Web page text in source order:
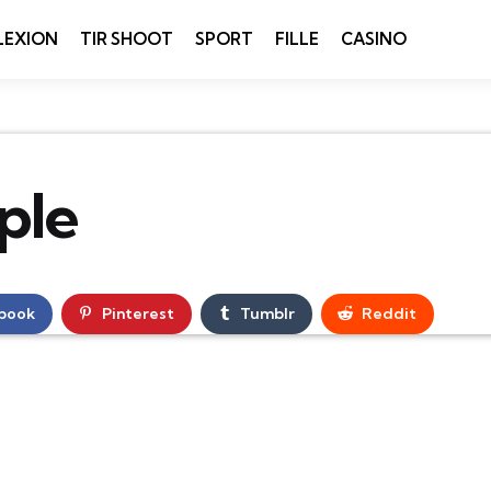
TIR SHOOT SPORT FILLE CASINO
Pinterest Tumblr Reddit